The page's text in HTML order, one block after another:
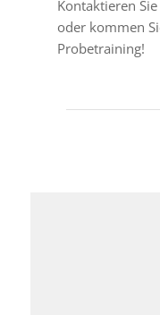
Kontaktieren
oder kommen
Probetraining!